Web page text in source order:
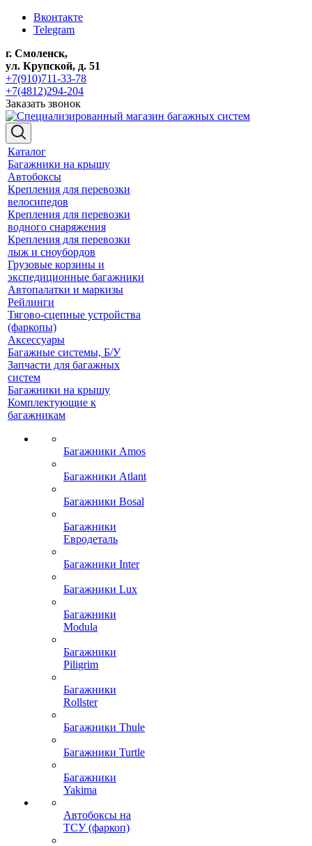
Вконтакте
Telegram
г. Смоленск,
ул. Крупской, д. 51
+7(910)711-33-78
+7(4812)294-204
Заказать звонок
Каталог
Багажники на крышу
Автобоксы
Крепления для перевозки
велосипедов
Крепления для перевозки
водного снаряжения
Крепления для перевозки
лыж и сноубордов
Грузовые корзины и
экспедиционные багажники
Автопалатки и маркизы
Рейлинги
Тягово-сцепные устройства
(фаркопы)
Аксессуары
Багажные системы, Б/У
Запчасти для багажных
систем
Багажники на крышу
Комплектующие к
багажникам
Багажники Amos
Багажники Atlant
Багажники Bosal
Багажники
Евродеталь
Багажники Inter
Багажники Lux
Багажники
Modula
Багажники
Piligrim
Багажники
Rollster
Багажники Thule
Багажники Turtle
Багажники
Yakima
Автобоксы на
ТСУ (фаркоп)